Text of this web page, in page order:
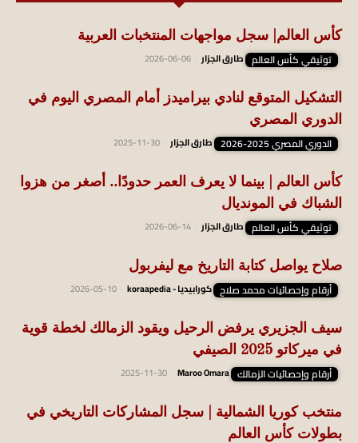
كأس العالم| سجل مواجهات المنتخبات العربية
توثيقي كأس العالم طارق الجزار 2026-06-06
التشكيل المتوقع لنادي بيراميدز أمام المصري اليوم في
الدوري المصري
الدوري المصري 2025-2026 طارق الجزار 2025-11-30
كأس العالم | بينما لا يعرف العمر حدودًا.. أصغر من هزوا
الشباك في المونديال
توثيقي كأس العالم طارق الجزار 2026-06-14
صلاح يواصل كتابة التاريخ مع ليفربول
أرقام وإحصائيات محمد صلاح كورابيديا - koraapedia 2026-05-10
سيف الجزيري يرفض الرحيل ويقود الزمالك لخطة قوية
في ميركاتو 2025 الصيفي
أرقام وإحصائيات الزمالك Maroo Omara
2025-11-30
منتخب كوريا الشمالية | سجل المشاركات التاريخي في
بطولات كأس العالم